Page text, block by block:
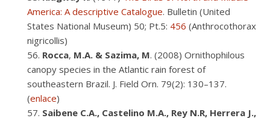
America: A descriptive Catalogue. Bulletin (United
States National Museum) 50; Pt.5: 456 (Anthrocothorax
nigricollis)
Rocca, M.A. & Sazima, M. (2008) Ornithophilous
canopy species in the Atlantic rain forest of
southeastern Brazil. J. Field Orn. 79(2): 130–137.
(enlace)
Saibene C.A., Castelino M.A., Rey N.R, Herrera J.,